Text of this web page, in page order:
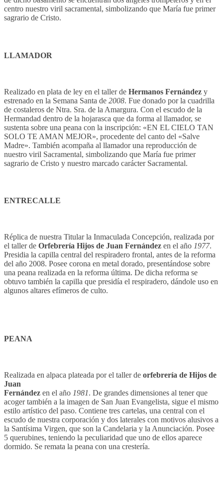
centro nuestro viril sacramental, simbolizando que María fue primer
sagrario de Cristo.
LLAMADOR
Realizado en plata de ley en el taller de Hermanos Fernández y
estrenado en la Semana Santa de 2008. Fue donado por la cuadrilla
de costaleros de Ntra. Sra. de la Amargura. Con el escudo de la
Hermandad dentro de la hojarasca que da forma al llamador, se
sustenta sobre una peana con la inscripción: «EN EL CIELO TAN
SOLO TE AMAN MEJOR», procedente del canto del «Salve
Madre». También acompaña al llamador una reproducción de
nuestro viril Sacramental, simbolizando que María fue primer
sagrario de Cristo y nuestro marcado carácter Sacramental.
ENTRECALLE
Réplica de nuestra Titular la Inmaculada Concepción, realizada por
el taller de Orfebrería Hijos de Juan Fernández en el año 1977.
Presidia la capilla central del respiradero frontal, antes de la reforma
del año 2008. Posee corona en metal dorado, presentándose sobre
una peana realizada en la reforma última. De dicha reforma se
obtuvo también la capilla que presidía el respiradero, dándole uso en
algunos altares efímeros de culto.
PEANA
Realizada en alpaca plateada por el taller de orfebrería de Hijos de
Juan
Fernández en el año 1981. De grandes dimensiones al tener que
acoger también a la imagen de San Juan Evangelista, sigue el mismo
estilo artístico del paso. Contiene tres cartelas, una central con el
escudo de nuestra corporación y dos laterales con motivos alusivos a
la Santísima Virgen, que son la Candelaria y la Anunciación. Posee
5 querubines, teniendo la peculiaridad que uno de ellos aparece
dormido. Se remata la peana con una crestería.